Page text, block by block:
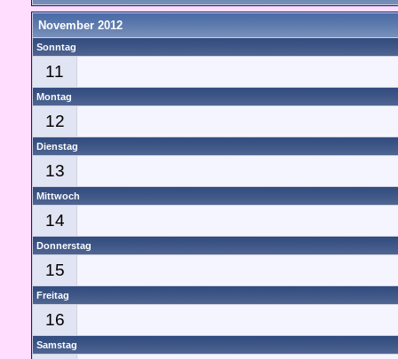
November 2012
Sonntag
11
Montag
12
Dienstag
13
Mittwoch
14
Donnerstag
15
Freitag
16
Samstag